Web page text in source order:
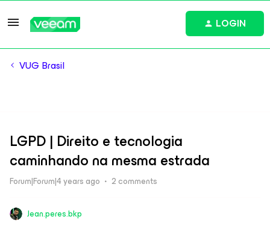
LOGIN
VUG Brasil
LGPD | Direito e tecnologia
caminhando na mesma estrada
Forum|Forum|4 years ago 2 comments
Jean.peres.bkp